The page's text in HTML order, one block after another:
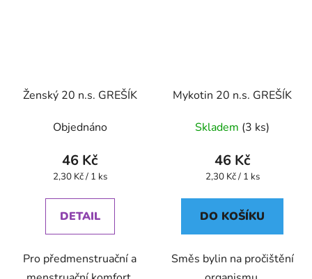
Ženský 20 n.s. GREŠÍK
Objednáno
46 Kč
Měrná
2,30 Kč / 1 ks
DETAIL
Pro předmenstruační a
Mykotin 20 n.s. GREŠÍK
Skladem (3 ks)
46 Kč
Měrná
2,30 Kč / 1 ks
DO KOŠÍKU
Směs bylin na pročištění